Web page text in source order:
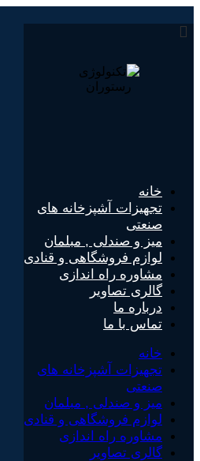
به
خانه
تجهیزات آشپزخانه های
صنعتی
میز و صندلی , مبلمان
لوازم فروشگاهی و قنادی
مشاوره راه اندازی
گالری تصاویر
درباره ما
تماس با ما
خانه
تجهیزات آشپزخانه های
صنعتی
میز و صندلی , مبلمان
لوازم فروشگاهی و قنادی
مشاوره راه اندازی
گالری تصاویر